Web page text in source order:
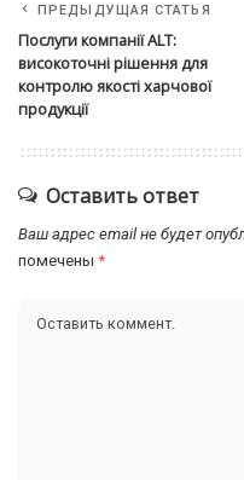
ПРЕДЫДУЩАЯ СТАТЬЯ
Послуги компанії ALT:
високоточні рішення для
контролю якості харчової
продукції
Оставить ответ
Ваш адрес email не будет
помечены *